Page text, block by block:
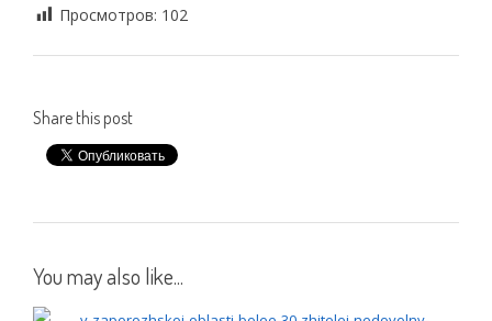
Просмотров: 102
Share this post
You may also like...